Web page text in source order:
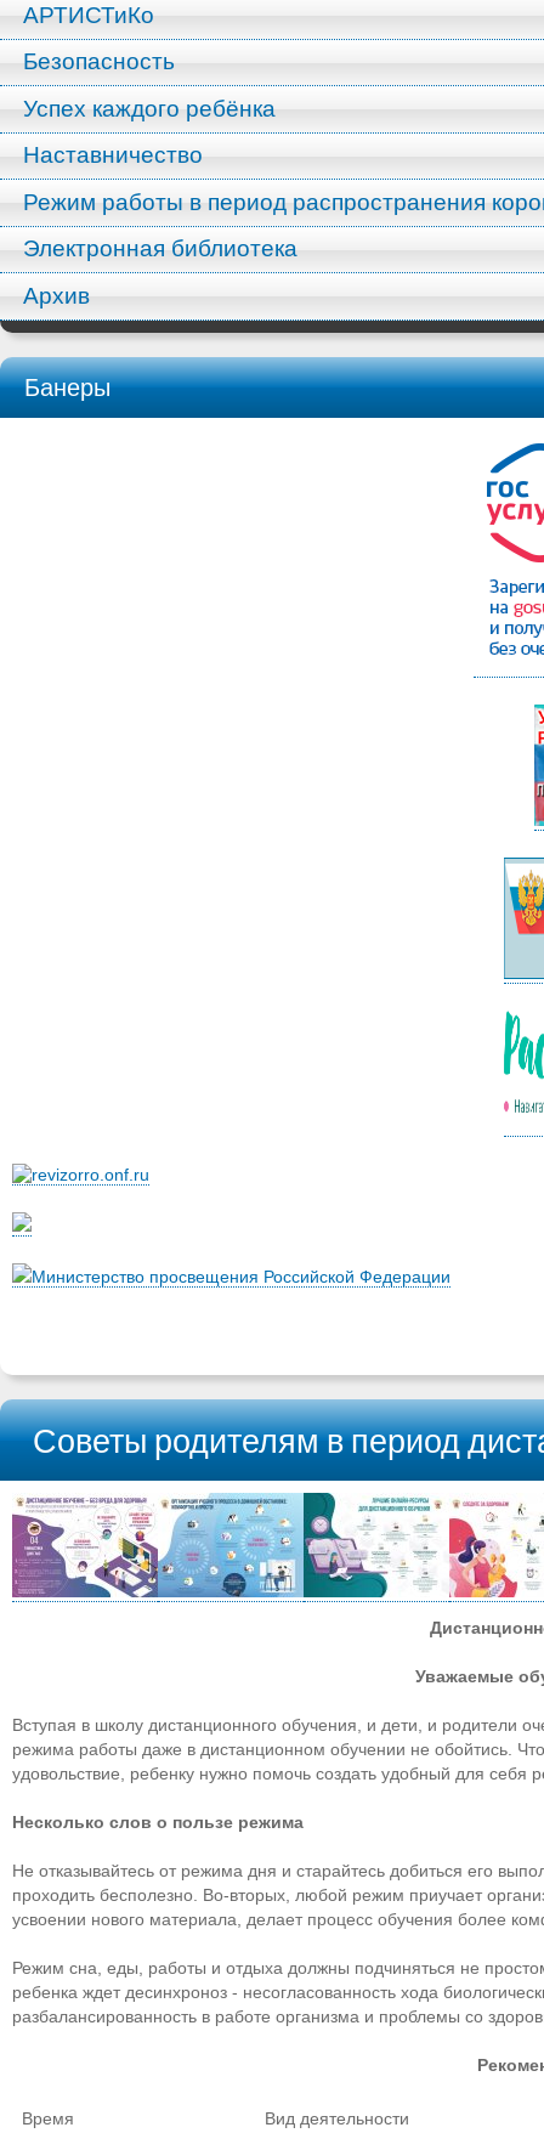
АРТИСТиКо
Безопасность
Успех каждого ребёнка
Наставничество
Режим работы в период распространения
Электронная библиотека
Архив
Банеры
Министерство просвещения Российской Федерации
Советы родителям в период
Уважаемые
Вступая в школу дистанционного обучения, и дети, и родители
режима работы даже в дистанционном обучении не обойтись.
удовольствие, ребенку нужно помочь создать удобный для себя
Несколько слов о пользе режима
Не отказывайтесь от режима дня и старайтесь добиться его
проходить бесполезно. Во-вторых, любой режим приучает
усвоении нового материала, делает процесс обучения более
Режим сна, еды, работы и отдыха должны подчиняться не
ребенка ждет десинхроноз - несогласованность хода
разбалансированность в работе организма и проблемы со
Время Вид деятельности